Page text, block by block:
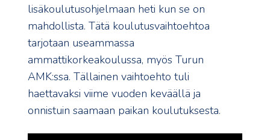
lisäkoulutusohjelmaan heti kun se on
mahdollista. Tätä koulutusvaihtoehtoa
tarjotaan useammassa
ammattikorkeakoulussa, myös Turun
AMK:ssa. Tällainen vaihtoehto tuli
haettavaksi viime vuoden keväällä ja
onnistuin saamaan paikan koulutuksesta.